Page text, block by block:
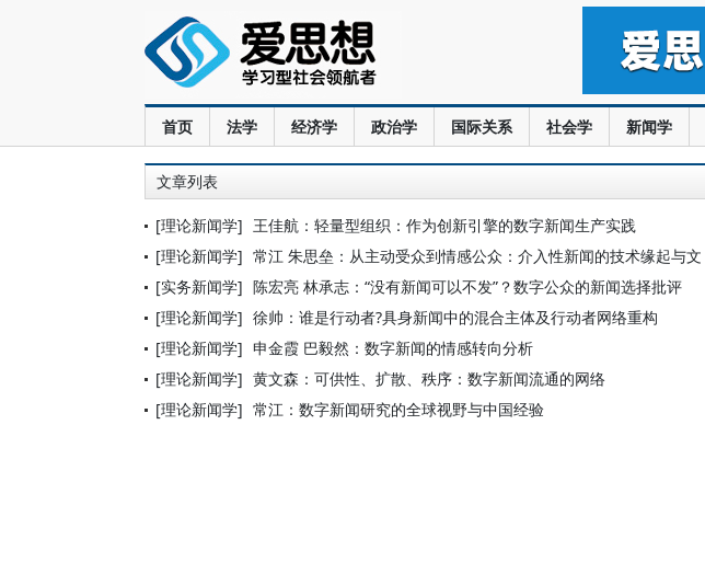
首页 法学 经济学 政治学 国际关系 社会学 新闻学
文章列表
[理论新闻学] 王佳航：轻量型组织：作为创新引擎的数字新闻生产实践
[理论新闻学] 常江 朱思垒：从主动受众到情感公众：介入性新闻的技术缘起与文
[实务新闻学] 陈宏亮 林承志：“没有新闻可以不发”？数字公众的新闻选择批评
[理论新闻学] 徐帅：谁是行动者?具身新闻中的混合主体及行动者网络重构
[理论新闻学] 申金霞 巴毅然：数字新闻的情感转向分析
[理论新闻学] 黄文森：可供性、扩散、秩序：数字新闻流通的网络
[理论新闻学] 常江：数字新闻研究的全球视野与中国经验